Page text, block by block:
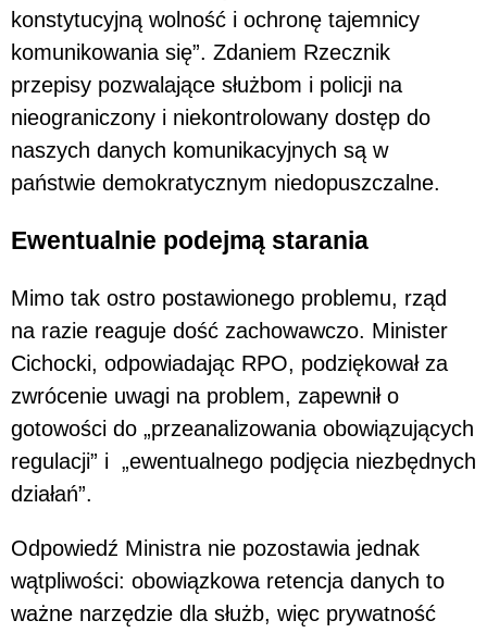
konstytucyjną wolność i ochronę tajemnicy
komunikowania się”. Zdaniem Rzecznik
przepisy pozwalające służbom i policji na
nieograniczony i niekontrolowany dostęp do
naszych danych komunikacyjnych są w
państwie demokratycznym niedopuszczalne.
Ewentualnie podejmą starania
Mimo tak ostro postawionego problemu, rząd
na razie reaguje dość zachowawczo. Minister
Cichocki, odpowiadając RPO, podziękował za
zwrócenie uwagi na problem, zapewnił o
gotowości do „przeanalizowania obowiązujących
regulacji” i „ewentualnego podjęcia niezbędnych
działań”.
Odpowiedź Ministra nie pozostawia jednak
wątpliwości: obowiązkowa retencja danych to
ważne narzędzie dla służb, więc prywatność